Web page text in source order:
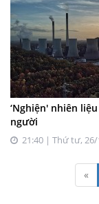
‘Nghiện' nhiên
người
21:40 | Thứ tư,
«